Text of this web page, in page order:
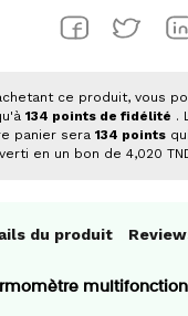
ce produit, vous
134 points de fidélité .
panier sera134 points
en un bon de4,020
du produit
multifonction